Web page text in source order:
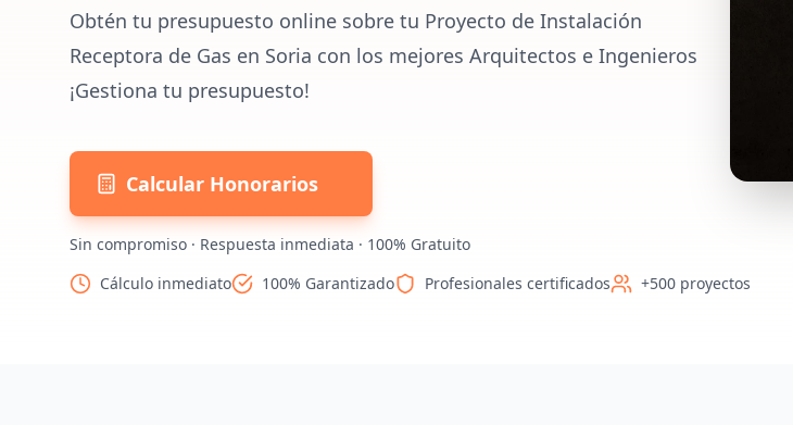
Obtén tu presupuesto online sobre tu Proyecto de Instalación
Receptora de Gas en Soria con los mejores Arquitectos e Ingenieros
¡Gestiona tu presupuesto!
Calcular Honorarios
Sin compromiso · Respuesta inmediata · 100% Gratuito
Cálculo inmediato
100% Garantizado Profesionales certificados +500 proyectos